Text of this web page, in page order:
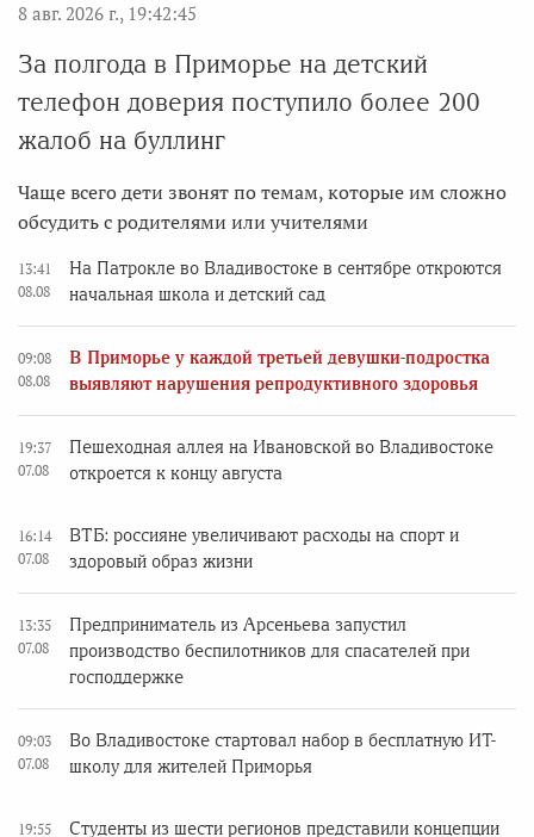
8 авг. 2026 г., 19:42:45
За полгода в Приморье на детский
телефон доверия поступило более 200
жалоб на буллинг
Чаще всего дети звонят по темам, которые им сложно
обсудить с родителями или учителями
13:41
08.08
На Патрокле во Владивостоке в сентябре откроются
начальная школа и детский сад
09:08
08.08
В Приморье у каждой третьей девушки-подростка
выявляют нарушения репродуктивного здоровья
19:37
07.08
Пешеходная аллея на Ивановской во Владивостоке
откроется к концу августа
16:14
07.08
ВТБ: россияне увеличивают расходы на спорт и
здоровый образ жизни
13:35
07.08
Предприниматель из Арсеньева запустил
производство беспилотников для спасателей при
господдержке
09:03
07.08
Во Владивостоке стартовал набор в бесплатную ИТ-
школу для жителей Приморья
19:55
Студенты из шести регионов представили концепции